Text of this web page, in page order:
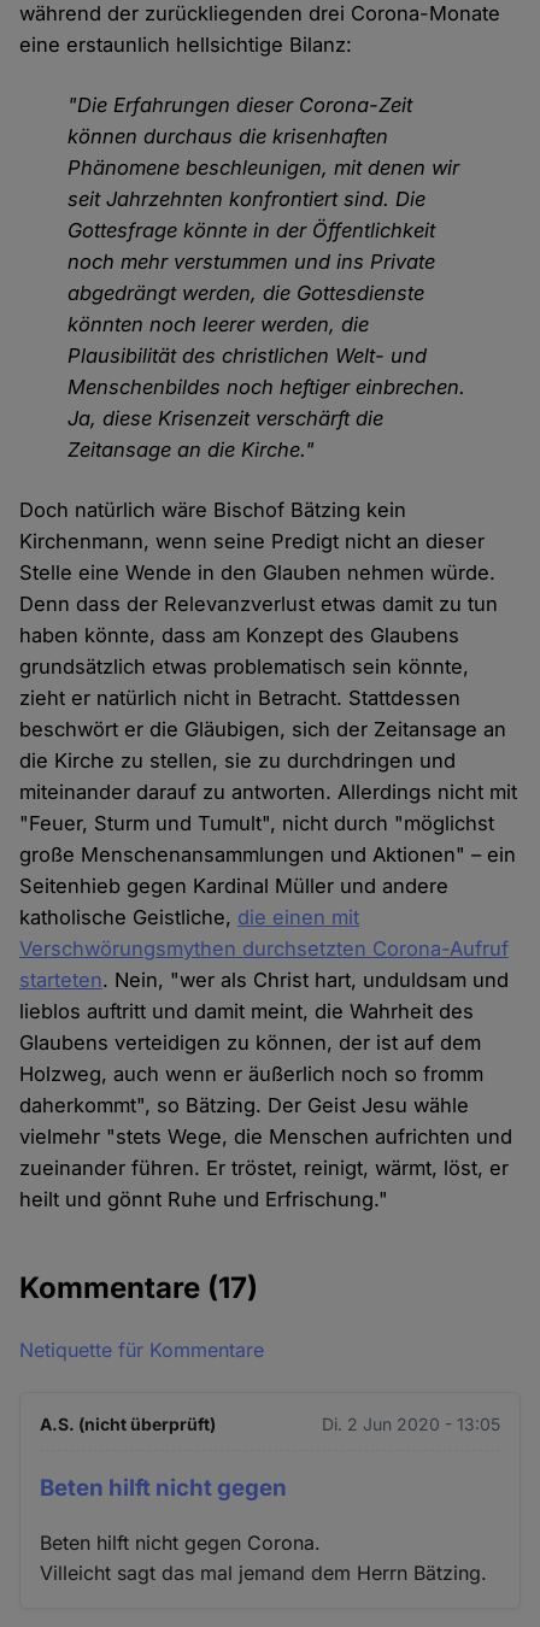
während der zurückliegenden drei Corona-Monate
eine erstaunlich hellsichtige Bilanz:
"Die Erfahrungen dieser Corona-Zeit
können durchaus die krisenhaften
Phänomene beschleunigen, mit denen wir
seit Jahrzehnten konfrontiert sind. Die
Gottesfrage könnte in der Öffentlichkeit
noch mehr verstummen und ins Private
abgedrängt werden, die Gottesdienste
könnten noch leerer werden, die
Plausibilität des christlichen Welt- und
Menschenbildes noch heftiger einbrechen.
Ja, diese Krisenzeit verschärft die
Zeitansage an die Kirche."
Doch natürlich wäre Bischof Bätzing kein
Kirchenmann, wenn seine Predigt nicht an dieser
Stelle eine Wende in den Glauben nehmen würde.
Denn dass der Relevanzverlust etwas damit zu tun
haben könnte, dass am Konzept des Glaubens
grundsätzlich etwas problematisch sein könnte,
zieht er natürlich nicht in Betracht. Stattdessen
beschwört er die Gläubigen, sich der Zeitansage an
die Kirche zu stellen, sie zu durchdringen und
miteinander darauf zu antworten. Allerdings nicht mit
"Feuer, Sturm und Tumult", nicht durch "möglichst
große Menschenansammlungen und Aktionen" – ein
Seitenhieb gegen Kardinal Müller und andere
katholische Geistliche, die einen mit
Verschwörungsmythen durchsetzten Corona-Aufruf
starteten. Nein, "wer als Christ hart, unduldsam und
lieblos auftritt und damit meint, die Wahrheit des
Glaubens verteidigen zu können, der ist auf dem
Holzweg, auch wenn er äußerlich noch so fromm
daherkommt", so Bätzing. Der Geist Jesu wähle
vielmehr "stets Wege, die Menschen aufrichten und
zueinander führen. Er tröstet, reinigt, wärmt, löst, er
heilt und gönnt Ruhe und Erfrischung."
Kommentare (17)
Netiquette für Kommentare
A.S. (nicht überprüft) Di. 2 Jun 2020 - 13:05
Beten hilft nicht gegen
Beten hilft nicht gegen Corona.
Villeicht sagt das mal jemand dem Herrn Bätzing.